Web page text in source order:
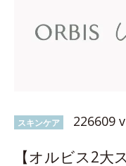
スキンケア 226609
【オルビス2大